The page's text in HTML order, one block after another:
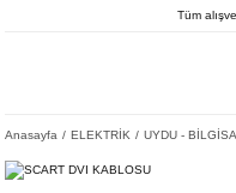
Tüm
Anasayfa ELEKTRİK UYDU -